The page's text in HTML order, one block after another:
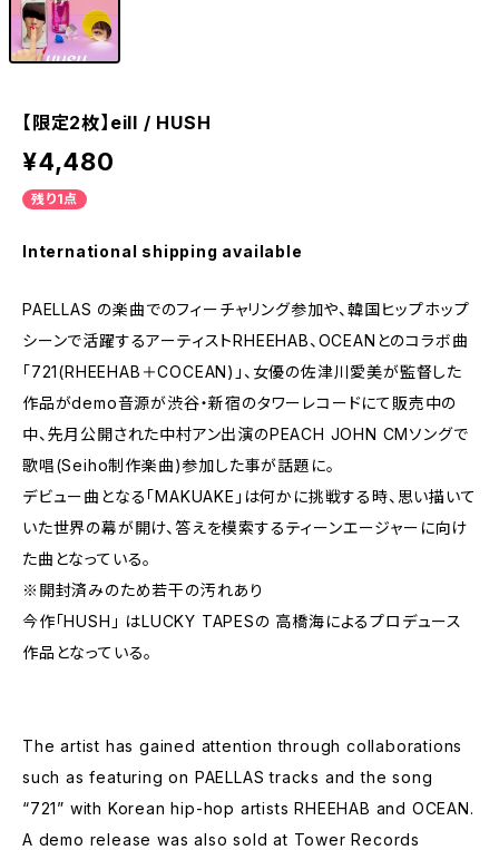
【限定2枚】eill / HUSH
¥4,480
残り1点
International shipping available
PAELLAS の楽曲でのフィーチャリング参加や、韓国ヒップホップ
シーンで活躍するアーティストRHEEHAB、OCEANとのコラボ曲
「721(RHEEHAB＋COCEAN)」、女優の佐津川愛美が監督した
作品がdemo音源が渋谷・新宿のタワーレコードにて販売中の
中、先月公開された中村アン出演のPEACH JOHN CMソングで
歌唱(Seiho制作楽曲)参加した事が話題に。
デビュー曲となる「MAKUAKE」は何かに挑戦する時、思い描いて
いた世界の幕が開け、答えを模索するティーンエージャーに向け
た曲となっている。
※開封済みのため若干の汚れあり
今作「HUSH」 はLUCKY TAPESの 高橋海によるプロデュース
作品となっている。
The artist has gained attention through collaborations
such as featuring on PAELLAS tracks and the song
“721” with Korean hip-hop artists RHEEHAB and OCEAN.
A demo release was also sold at Tower Records